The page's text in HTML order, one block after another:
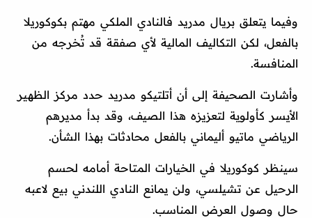
وفيما يتعلق بريال مدريد فالنادي الملكي مهتم بكوكوريلا
بالفعل، لكن التكاليف المالية لأي صفقة قد تُخرجه من
المنافسة.
وأشارت الصحيفة إلى أن أتلتيكو مدريد حدد مركز الظهير
الأيسر كأولوية لتعزيزه هذا الصيف، وقد بدأ مديرهم
الرياضي ماتيو أليماني بالفعل محادثات بهذا الشأن.
سينظر كوكوريلا في الخيارات المتاحة أمامه لحسم
الرحيل عن تشيلسي، ولن يمانع النادي اللندني بيع لاعبه
حال وصول العرض المناسب.